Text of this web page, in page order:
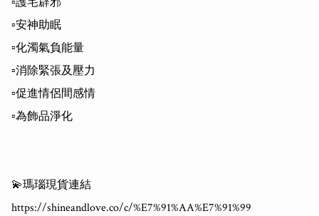
▫️安神助眠
▫️化濁氣負能量
▫️消除緊張及壓力
▫️促進情侶間感情
▫️為飾品淨化
💫瑪瑙現貨連結
https://shineandlove.co/c/%E7%91%AA%E7%91%99